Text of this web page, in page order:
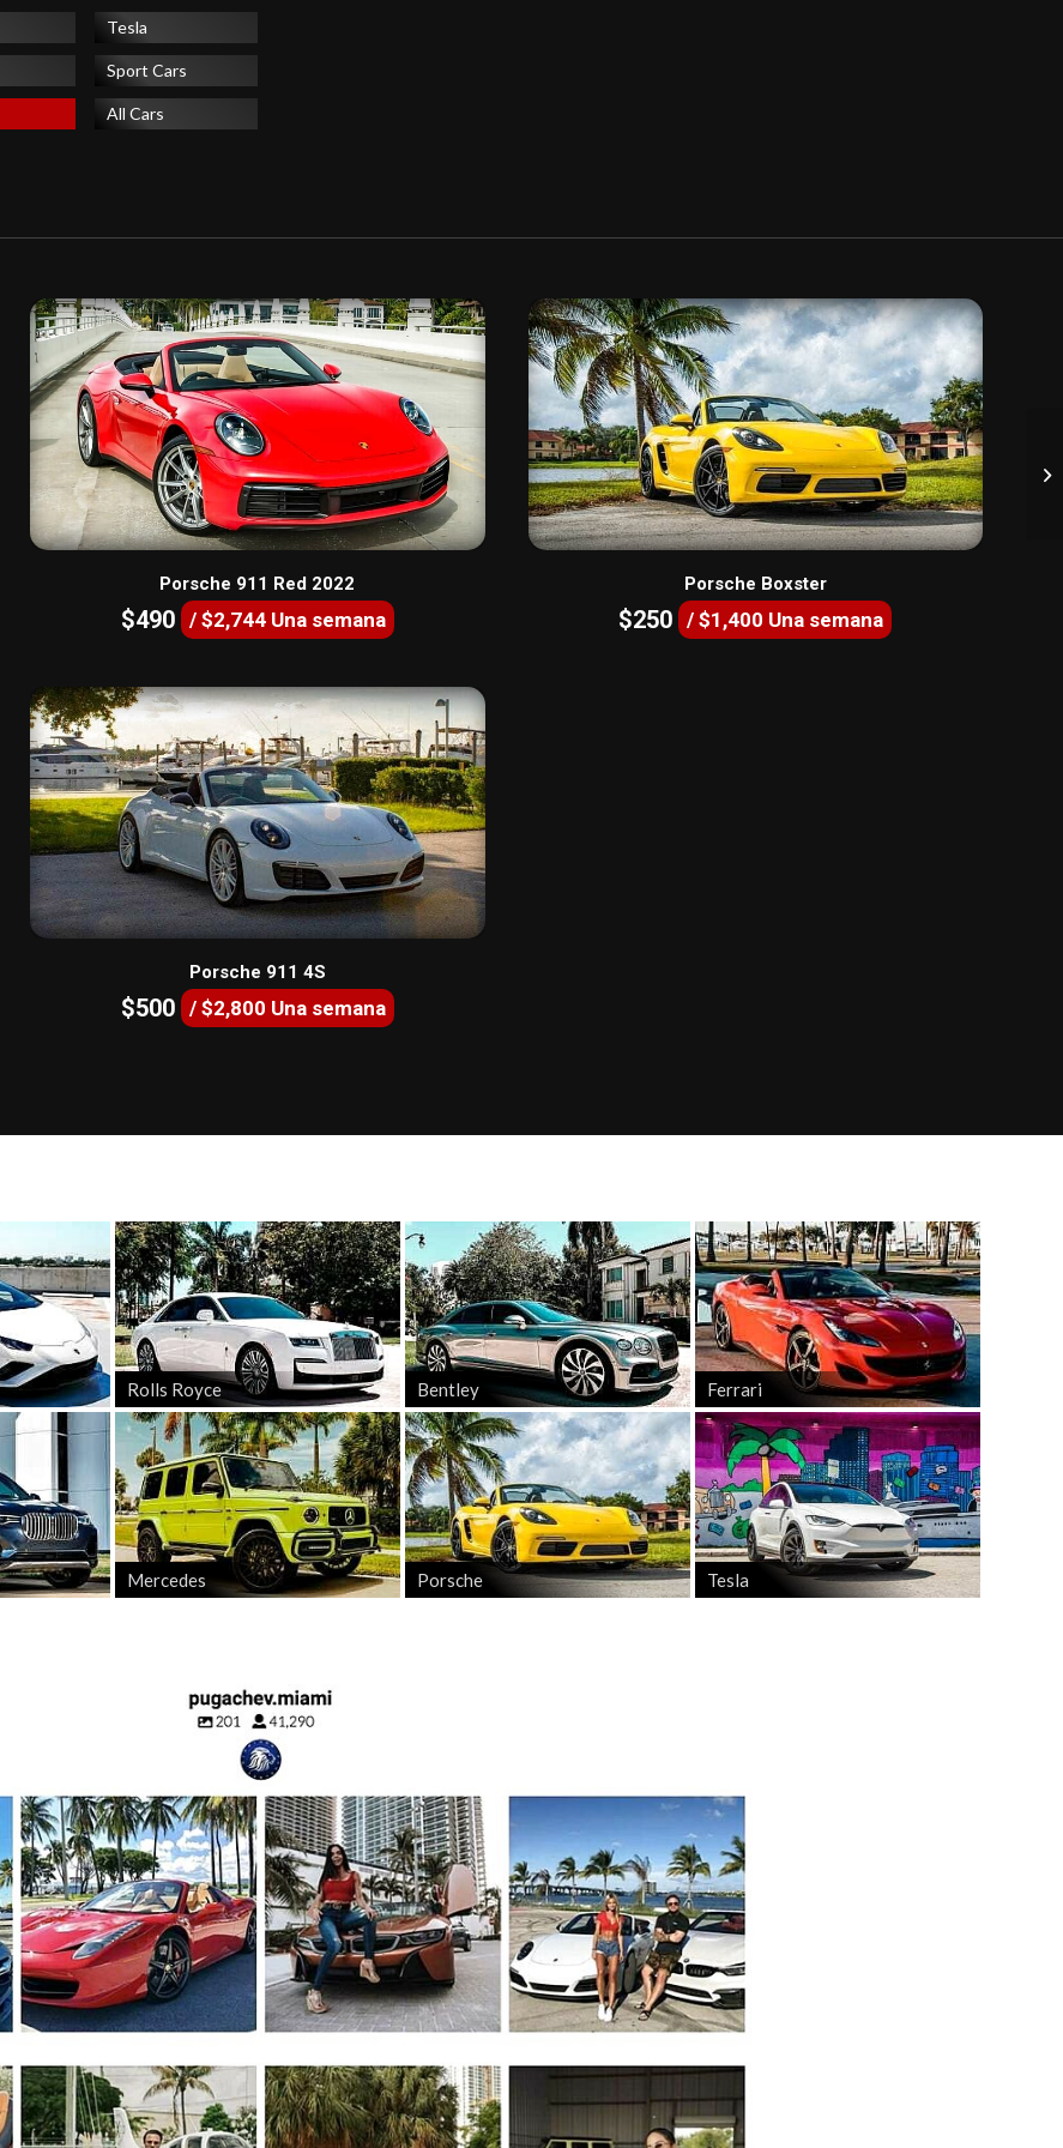
Tesla
Sport Cars
All Cars
Porsche 911 Red 2022
$490 / $2,744 Una semana
Porsche Boxster
$250 / $1,400 Una semana
Porsche 911 4S
$500 / $2,800 Una semana
Rolls Royce Bentley Ferrari
Mercedes Porsche Tesla